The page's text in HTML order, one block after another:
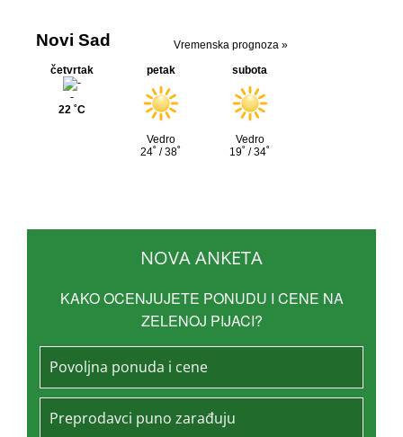
NOVA ANKETA
KAKO OCENJUJETE PONUDU I CENE NA
ZELENOJ PIJACI?
Povoljna ponuda i cene
Preprodavci puno zarađuju